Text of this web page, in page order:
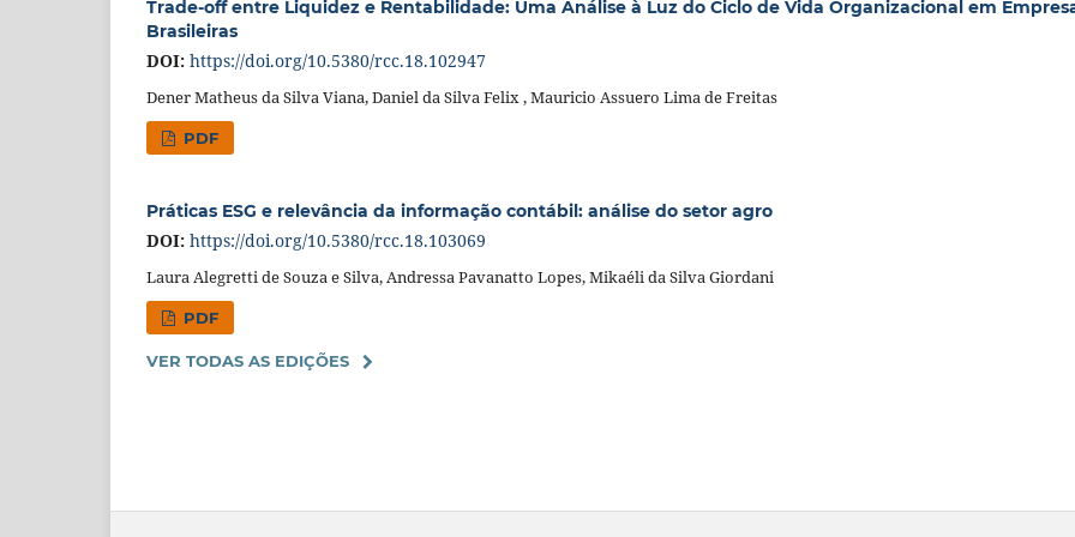
Trade-off entre Liquidez e Rentabilidade: Uma Análise à Luz do Ciclo de Vida Organizacional em
Brasileiras
DOI: https://doi.org/10.5380/rcc.18.102947
Dener Matheus da Silva Viana, Daniel da Silva Felix , Mauricio Assuero Lima de Freitas
PDF
Práticas ESG e relevância da informação contábil: análise do setor agro
DOI: https://doi.org/10.5380/rcc.18.103069
Laura Alegretti de Souza e Silva, Andressa Pavanatto Lopes, Mikaéli da Silva Giordani
PDF
VER TODAS AS EDIÇÕES